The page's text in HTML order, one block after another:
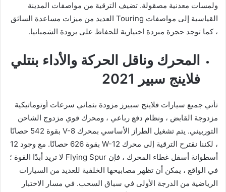
ولمسات معدنية مصقولة. تضيف الترقية من مواصفات المدينة
القياسية إلى مواصفات Touring العديد من ميزات مساعدة السائق
، كما توجد حجرة مبردة اختيارية للحفاظ على برودة الشمبانيا.
المحرك وناقل الحركة والأداء بنتلي
فلاينج سبير 2021
تأتي جميع سيارات فلاينج سبيرز مزودة بثماني سرعات أوتوماتيكية
مزدوجة القابض ، ونظام دفع رباعي ، ومحرك قوي مزدوج الشاحن
التوربيني. يتم تشغيل الطراز الأساسي بمحرك V-8 بقوة 542 حصانًا
، لكننا نقترح الترقية إلى محرك W-12 بقوة 626 حصانًا. مع وجود 12
أسطوانة أسفل غطاء المحرك ، فإن Flying Spur لا تريد أبدًا القوة ؛
في الواقع ، يمكن أن تظهر مصابيحها الخلفية للعديد من السيارات
الرياضية من الدرجة الأولى في سباق السحب. في مسار الاختبار